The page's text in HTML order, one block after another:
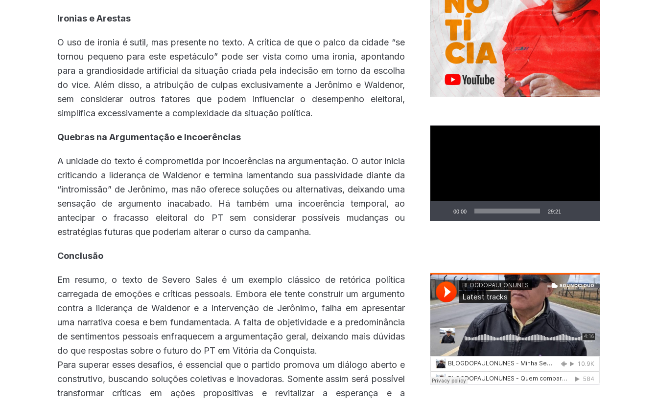
Ironias e Arestas
O uso de ironia é sutil, mas presente no texto. A crítica de que o palco da cidade “se
tornou pequeno para este espetáculo” pode ser vista como uma ironia, apontando
para a grandiosidade artificial da situação criada pela indecisão em torno da escolha
do vice. Além disso, a atribuição de culpas exclusivamente a Jerônimo e Waldenor,
sem considerar outros fatores que podem influenciar o desempenho eleitoral,
simplifica excessivamente a complexidade da situação política.
Quebras na Argumentação e Incoerências
A unidade do texto é comprometida por incoerências na argumentação. O autor inicia
criticando a liderança de Waldenor e termina lamentando sua passividade diante da
“intromissão” de Jerônimo, mas não oferece soluções ou alternativas, deixando uma
sensação de argumento inacabado. Há também uma incoerência temporal, ao
antecipar o fracasso eleitoral do PT sem considerar possíveis mudanças ou
estratégias futuras que poderiam alterar o curso da campanha.
Conclusão
Em resumo, o texto de Severo Sales é um exemplo clássico de retórica política
carregada de emoções e críticas pessoais. Embora ele tente construir um argumento
contra a liderança de Waldenor e a intervenção de Jerônimo, falha em apresentar
uma narrativa coesa e bem fundamentada. A falta de objetividade e a predominância
de sentimentos pessoais enfraquecem a argumentação geral, deixando mais dúvidas
do que respostas sobre o futuro do PT em Vitória da Conquista.
Para superar esses desafios, é essencial que o partido promova um diálogo aberto e
construtivo, buscando soluções coletivas e inovadoras. Somente assim será possível
transformar críticas em ações propositivas e revitalizar a esperança e a
00:00 29:21